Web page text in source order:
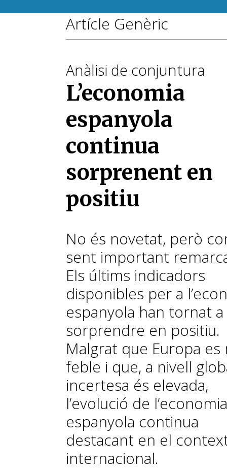
Artícle Genèric
Anàlisi de conjuntura
L’economia
espanyola
continua
sorprenent en
positiu
No és novetat, però
sent important
Els últims indicadors
disponibles per a
espanyola han tornat a
sorprendre en positiu.
Malgrat que Europa
feble i que, a nivell
incertesa és elevada,
l’evolució de l’economia
espanyola continua
destacant en el
internacional.